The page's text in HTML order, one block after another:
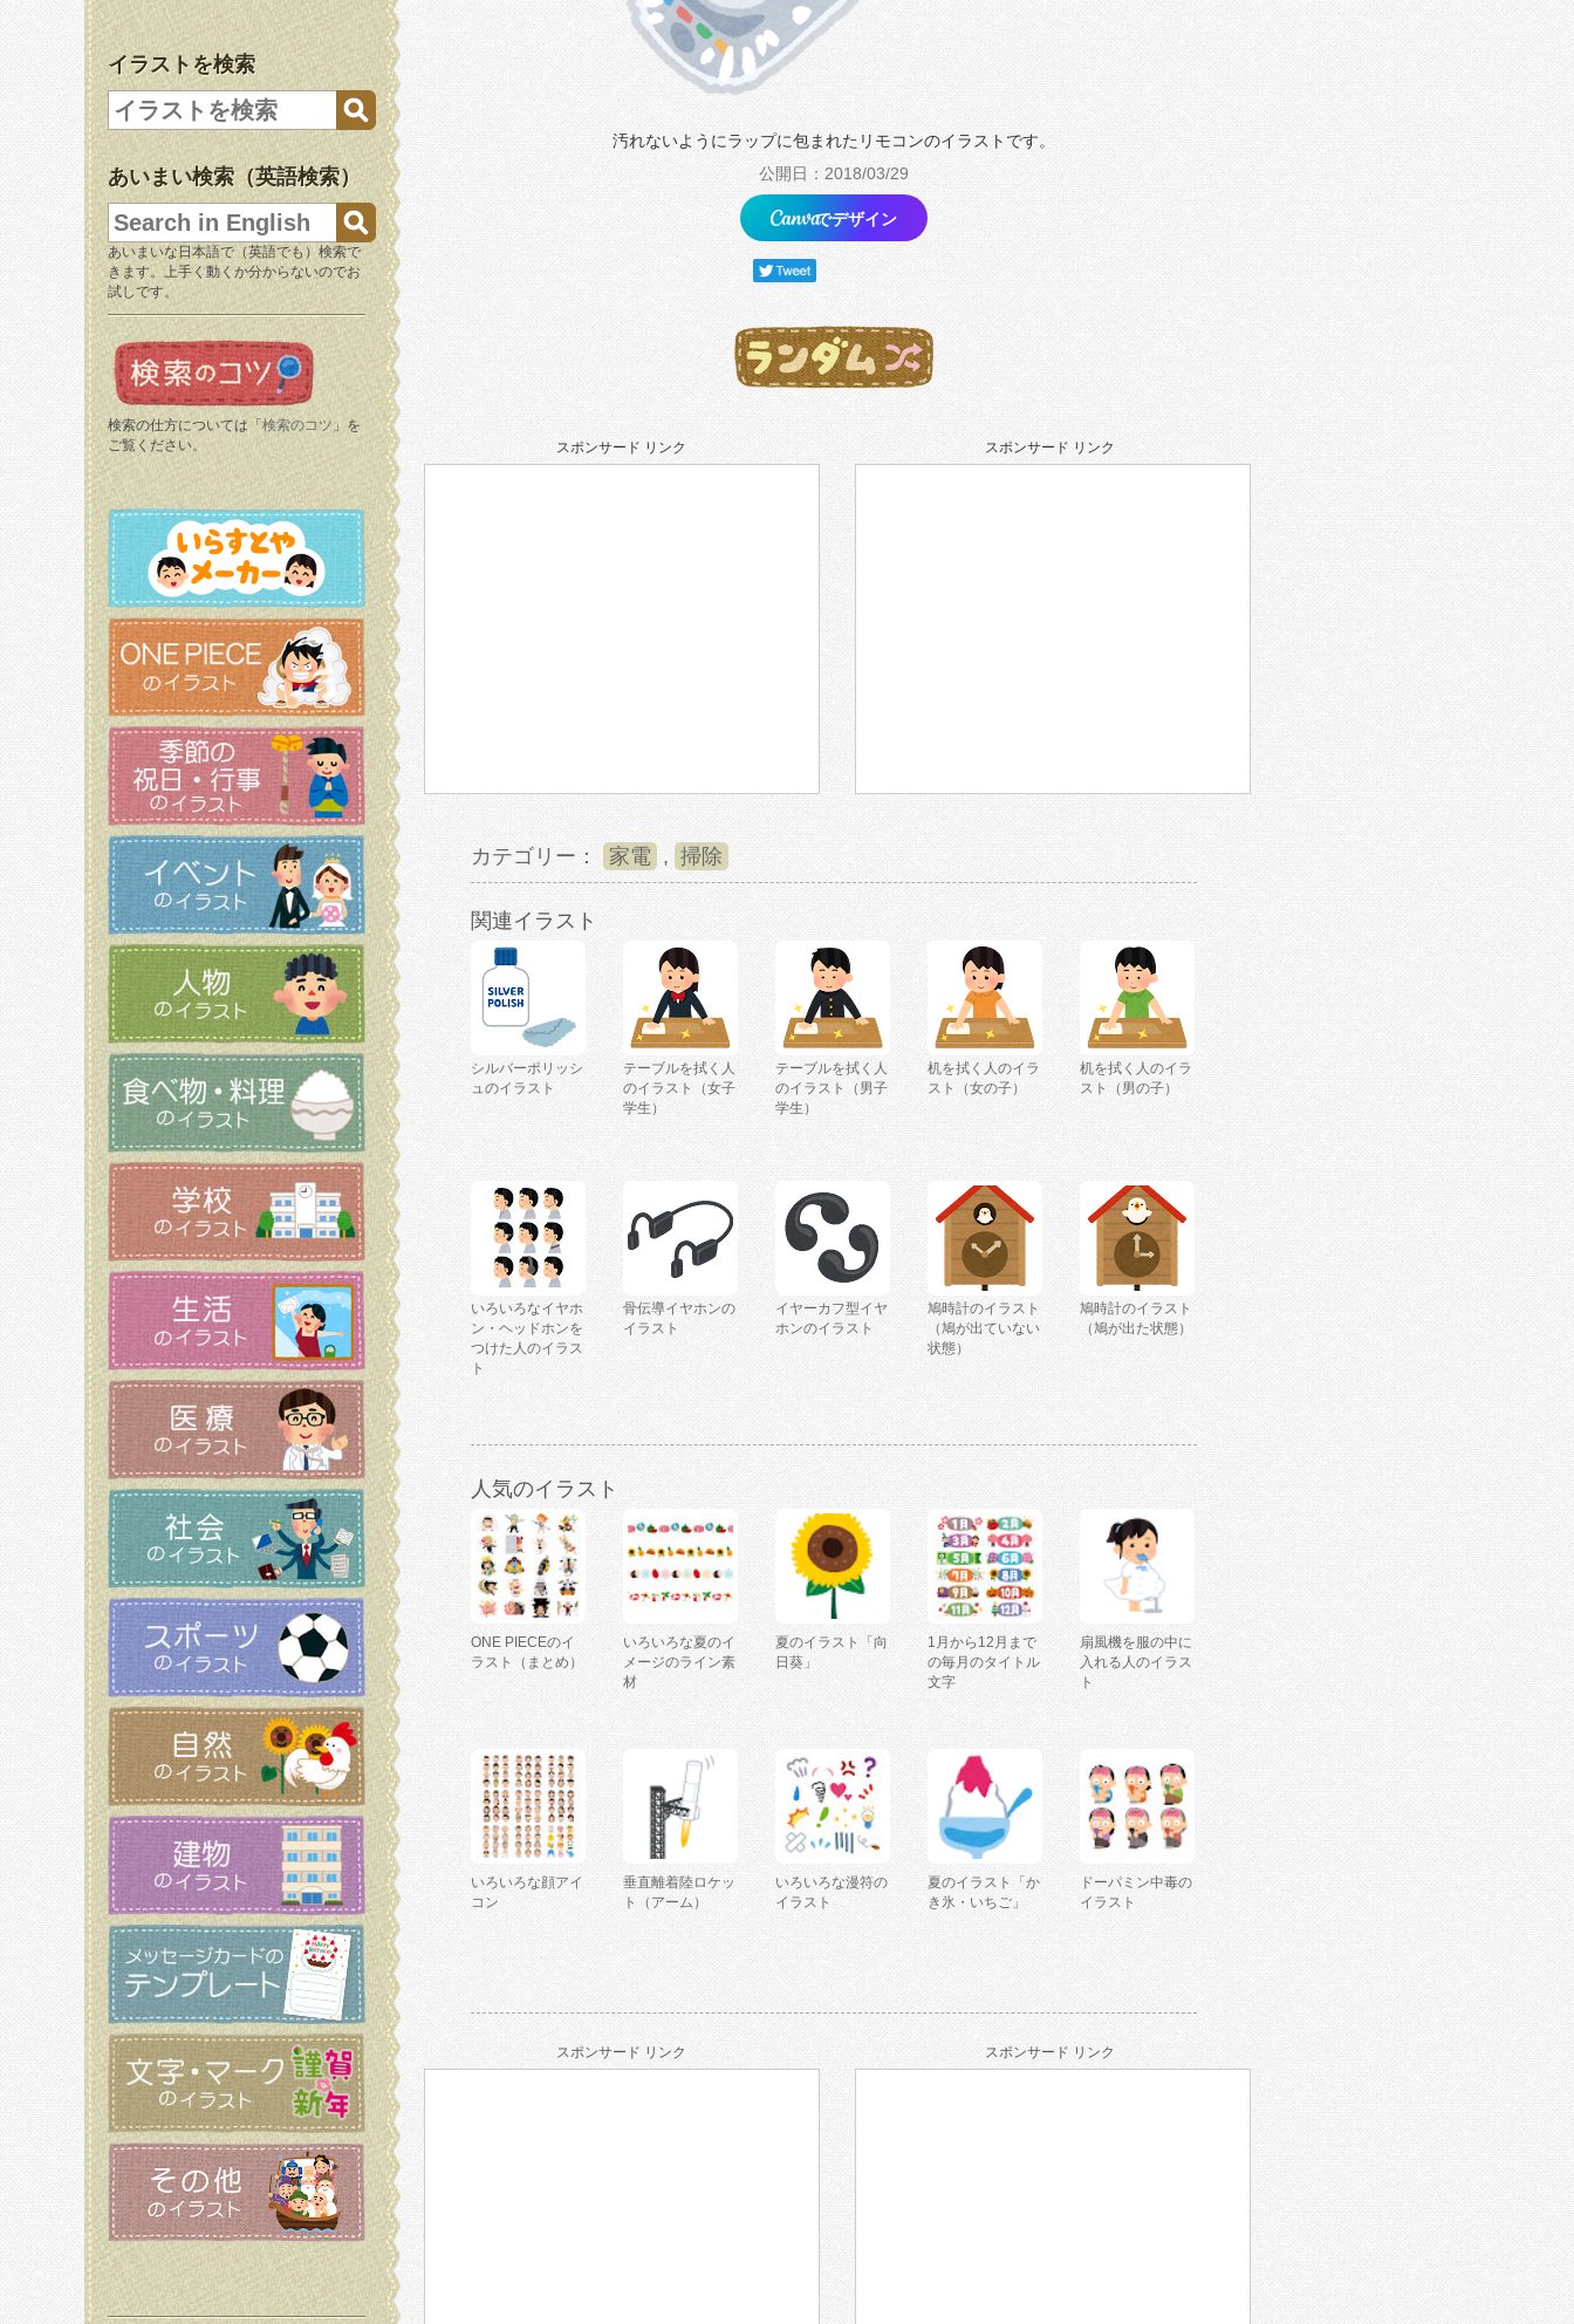
イラストを検索
あいまい検索（英語検索）
あいまいな日本語で（英語でも）検索で
きます。上手く動くか分からないのでお
試しです。
検索の仕方については「 検索のコツ 」を
ご覧ください。
汚れないようにラップに包まれたリモコンのイラストです。
公開日：2018/03/29
でデザイン
スポンサード リンク スポンサード リンク
カテゴリー： 家電 , 掃除
関連イラスト
シルバーポリッシ
ュのイラスト
テーブルを拭く人
のイラスト（女子
学生）
テーブルを拭く人
のイラスト（男子
学生）
机を拭く人のイラ
スト（女の子）
机を拭く人のイラ
スト（男の子）
いろいろなイヤホ
ン・ヘッドホンを
つけた人のイラス
ト
骨伝導イヤホンの
イラスト
イヤーカフ型イヤ
ホンのイラスト
鳩時計のイラスト
（鳩が出ていない
状態）
鳩時計のイラスト
（鳩が出た状態）
人気のイラスト
ONE PIECEのイ
ラスト（まとめ）
いろいろな夏のイ
メージのライン素
材
夏のイラスト「向
日葵」
1月から12月まで
の毎月のタイトル
文字
扇風機を服の中に
入れる人のイラス
ト
いろいろな顔アイ
コン
垂直離着陸ロケッ
ト（アーム）
いろいろな漫符の
イラスト
夏のイラスト「か
き氷・いちご」
ドーパミン中毒の
イラスト
スポンサード リンク スポンサード リンク